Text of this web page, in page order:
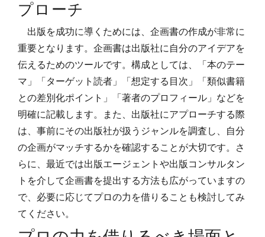
プローチ
出版を成功に導くためには、企画書の作成が非常に
重要となります。企画書は出版社に自分のアイデアを
伝えるためのツールです。構成としては、「本のテー
マ」「ターゲット読者」「想定する目次」「類似書籍
との差別化ポイント」「著者のプロフィール」などを
明確に記載します。また、出版社にアプローチする際
は、事前にその出版社が扱うジャンルを調査し、自分
の企画がマッチするかを確認することが大切です。さ
らに、最近では出版エージェントや出版コンサルタン
トを介して企画書を提出する方法も広がっていますの
で、必要に応じてプロの力を借りることも検討してみ
てください。